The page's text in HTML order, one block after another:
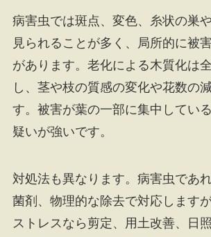
病害虫では斑点、変色、糸状の巣
見られることが多く、局所的に被
があります。老化による木質化は
し、茎や枝の質感の変化や花数の
す。被害が葉の一部に集中してい
疑いが強いです。
対処法も異なります。病害虫であ
菌剤、物理的な除去で対応します
ストレスなら剪定、用土改善、日